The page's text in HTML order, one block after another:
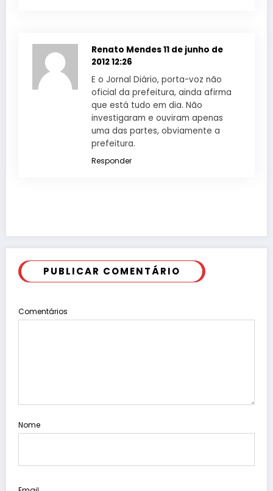
Renato Mendes11 de junho de
2012 12:26
E o Jornal Diário, porta-voz não
oficial da prefeitura, ainda afirma
que está tudo em dia. Não
investigaram e ouviram apenas
uma das partes, obviamente a
prefeitura.
Responder
PUBLICAR COMENTÁRIO
Comentários
Nome